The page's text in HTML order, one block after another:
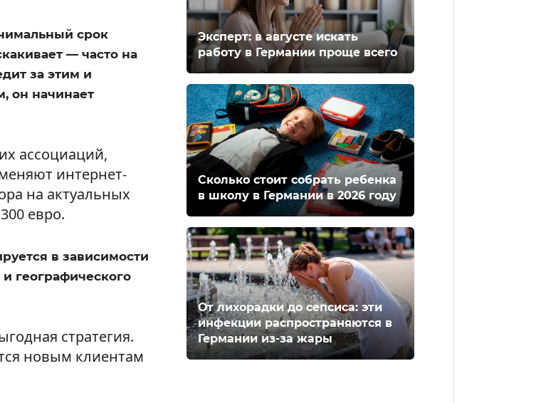
срок
— часто на
за этим и
он начинает
ассоциаций,
интернет-
на актуальных
евро.
в зависимости
географического
стратегия.
новым клиентам
Эксперт: в августе искать
работу в Германии проще всего
Сколько стоит собрать ребенка
в школу в Германии в 2026 году
От лихорадки до сепсиса: эти
инфекции распространяются в
Германии из-за жары